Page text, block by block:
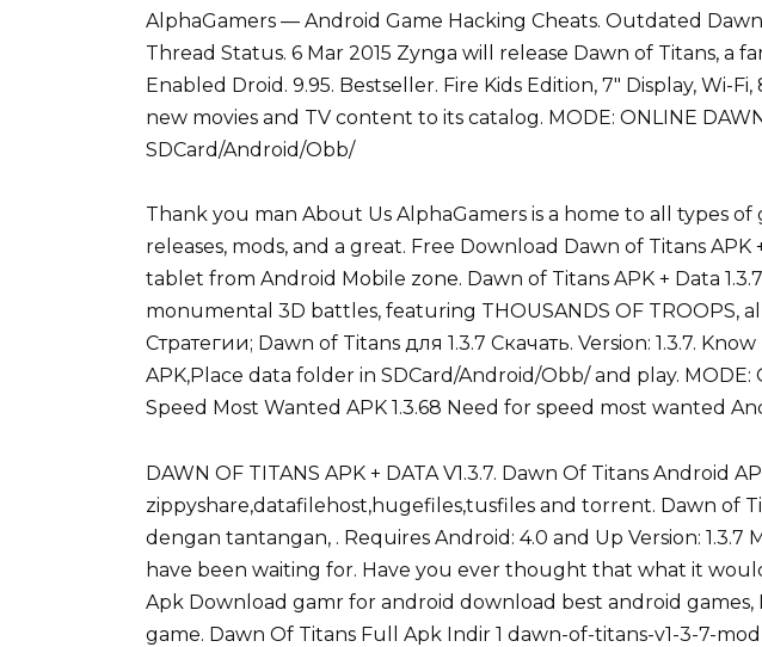
AlphaGamers — Android Game Hacking Cheats. Outdated Dawn
Thread Status. 6 Mar 2015 Zynga will release Dawn of Titans,
Enabled Droid. 9.95. Bestseller. Fire Kids Edition, 7″ Display,
new movies and TV content to its catalog. MODE: ONLINE
SDCard/Android/Obb/
Thank you man About Us AlphaGamers is a home to all types
releases, mods, and a great. Free Download Dawn of Titans
tablet from Android Mobile zone. Dawn of Titans APK + Data
monumental 3D battles, featuring THOUSANDS OF TROOPS,
Стратегии; Dawn of Titans для 1.3.7 Скачать. Version: 1.3.7.
APK,Place data folder in SDCard/Android/Obb/ and play.
Speed Most Wanted APK 1.3.68 Need for speed most wanted
DAWN OF TITANS APK + DATA V1.3.7. Dawn Of Titans Android
zippyshare,datafilehost,hugefiles,tusfiles and torrent. Dawn of
dengan tantangan, . Requires Android: 4.0 and Up Version:
have been waiting for. Have you ever thought that what it
Apk Download gamr for android download best android games,
game. Dawn Of Titans Full Apk Indir 1 dawn-of-titans-v1-3-7-